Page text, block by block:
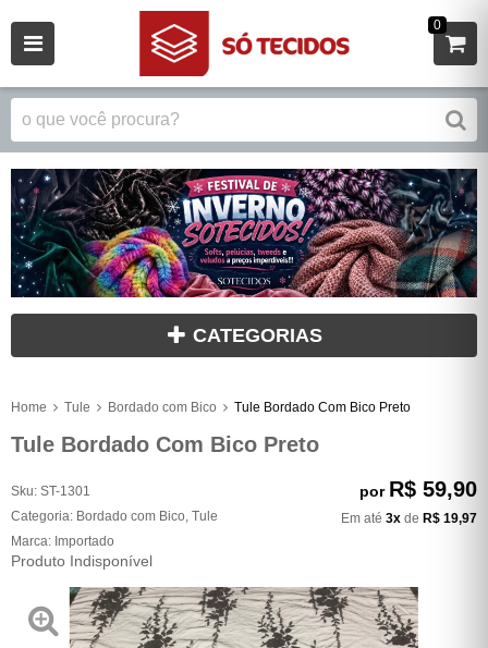
0
CATEGORIAS
Home Tule Bordado com Bico Tule Bordado Com Bico Preto
Tule Bordado Com Bico Preto
Sku: ST-1301
Categoria: Bordado com Bico Tule
Marca: Importado
Produto Indisponível
por R$ 59,90
Em até 3x de R$ 19,97